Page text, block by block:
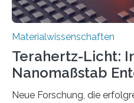
Materialwissenschaften
Terahertz-Licht:
Nanomaßstab
Neue Forschung, die